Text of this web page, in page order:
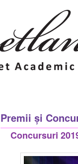
Premii și
Concursuri